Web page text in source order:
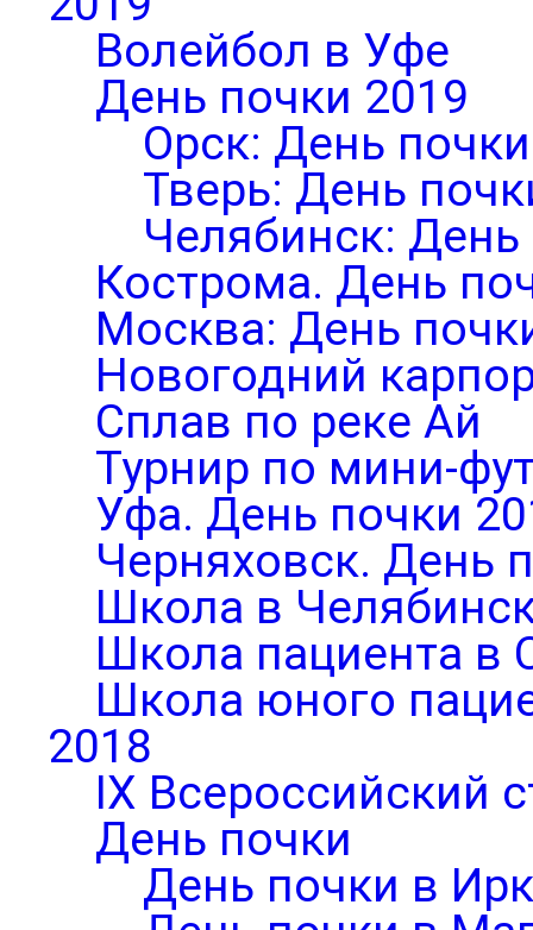
Волейбол в Уфе
День почки 2019
Орск: День почки
Тверь: День
Челябинск:
Кострома. День
Москва: День
Новогодний
Сплав по реке Ай
Турнир по мини-
Уфа. День почки
Черняховск. День
Школа в
Школа пациента в
Школа юного
2018
IX Всероссийский
День почки
День почки в